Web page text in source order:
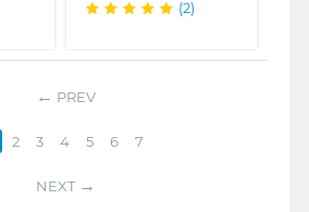
(2)
PREV
2 3 4 5 6 7
NEXT